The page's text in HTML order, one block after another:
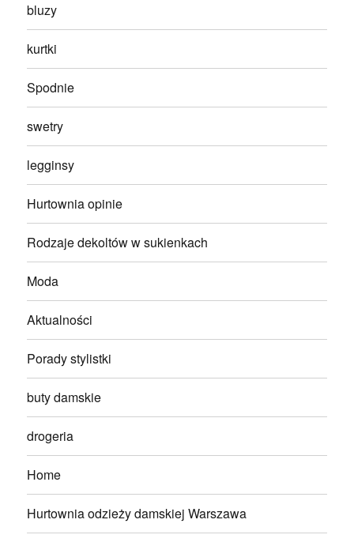
bluzy
kurtki
Spodnie
swetry
legginsy
Hurtownia opinie
Rodzaje dekoltów w sukienkach
Moda
Aktualności
Porady stylistki
buty damskie
drogeria
Home
Hurtownia odzieży damskiej Warszawa